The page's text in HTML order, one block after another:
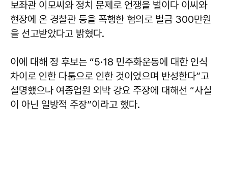
보좌관 이모씨와 정치 문제로 언쟁을 벌이다 이씨와
현장에 온 경찰관 등을 폭행한 혐의로 벌금 300만원
을 선고받았다고 밝혔다.
이에 대해 정 후보는 “5·18 민주화운동에 대한 인식
차이로 인한 다툼으로 인한 것이었으며 반성한다”고
설명했으나 여종업원 외박 강요 주장에 대해선 “사실
이 아닌 일방적 주장”이라고 했다.